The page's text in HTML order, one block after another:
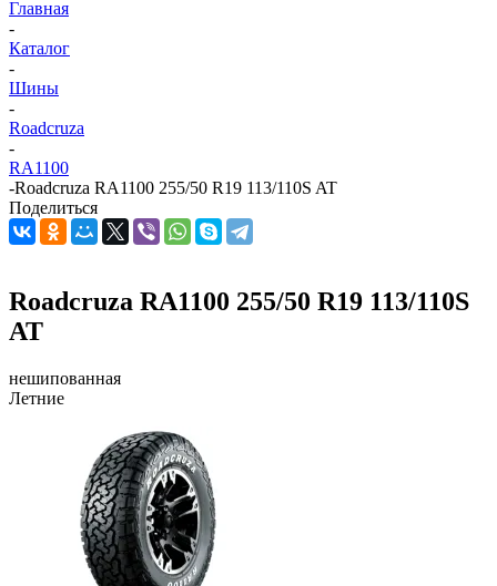
Главная
-
Каталог
-
Шины
-
Roadcruza
-
RA1100
-Roadcruza RA1100 255/50 R19 113/110S AT
Поделиться
Roadcruza RA1100 255/50 R19 113/110S
AT
нешипованная
Летние